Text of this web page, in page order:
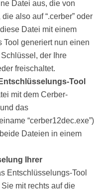
Datei aus, die von
also auf “.cerber” oder
Datei mit einem
Tool generiert nun einen
der Ihre
freischaltet.
Tool
mit dem Cerber-
das
“cerber12dec.exe”)
Dateien in einem
Ihrer
Entschlüsselungs-Tool
mit rechts auf die